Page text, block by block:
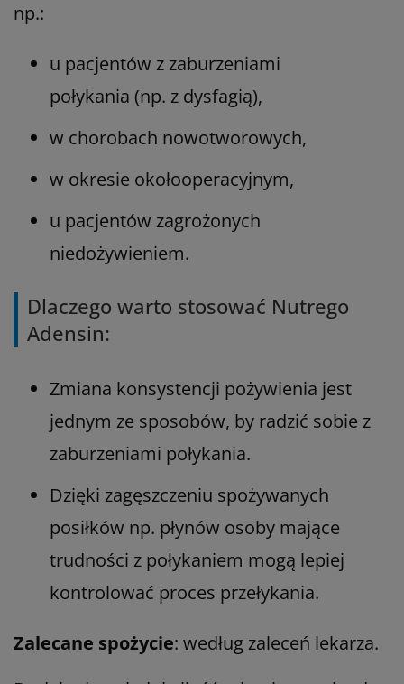
np.:
u pacjentów z zaburzeniami
połykania (np. z dysfagią),
w chorobach nowotworowych,
w okresie okołooperacyjnym,
u pacjentów zagrożonych
niedożywieniem.
Dlaczego warto stosować Nutrego
Adensin:
Zmiana konsystencji pożywienia jest
jednym ze sposobów, by radzić sobie z
zaburzeniami połykania.
Dzięki zagęszczeniu spożywanych
posiłków np. płynów osoby mające
trudności z połykaniem mogą lepiej
kontrolować proces przełykania.
Zalecane spożycie: według zaleceń lekarza.